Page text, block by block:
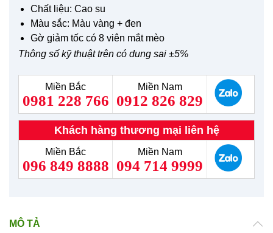
Chất liệu: Cao su
Màu sắc: Màu vàng + đen
Gờ giảm tốc có 8 viên mắt mèo
Thông số kỹ thuật trên có dung sai ±5%
Miền Bắc
0981 228 766
Miền Nam
0912 826 829
Khách hàng thương mại liên hệ
Miền Bắc
096 849 8888
Miền Nam
094 714 9999
MÔ TẢ